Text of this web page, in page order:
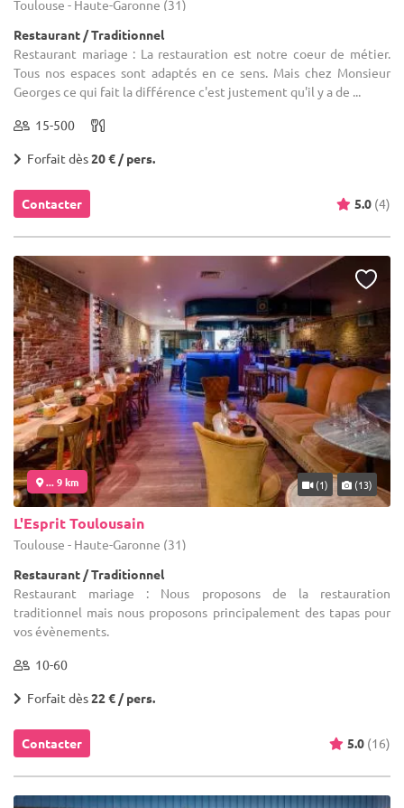
Toulouse - Haute-Garonne (31)
Restaurant / Traditionnel
Restaurant mariage : La restauration est notre coeur de métier.
Tous nos espaces sont adaptés en ce sens. Mais chez Monsieur
Georges ce qui fait la différence c'est justement qu'il y a de ...
15-500
Forfait dès20 € / pers.
Contacter 5.0 (4)
... 9 km (1) (13)
L'Esprit Toulousain
Toulouse - Haute-Garonne (31)
Restaurant / Traditionnel
Restaurant mariage : Nous proposons de la restauration
traditionnel mais nous proposons principalement des tapas pour
vos évènements.
10-60
Forfait dès22 € / pers.
Contacter 5.0 (16)